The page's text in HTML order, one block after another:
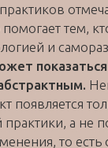
тем,
и
появляется
практики, а не
то есть